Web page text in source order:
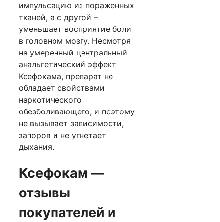
импульсацию из пораженных
тканей, а с другой –
уменьшает восприятие боли
в головном мозгу. Несмотря
на умеренный центральный
анальгетический эффект
Ксефокама, препарат не
обладает свойствами
наркотического
обезболивающего, и поэтому
не вызывает зависимости,
запоров и не угнетает
дыхания.
Ксефокам —
отзывы
покупателей и